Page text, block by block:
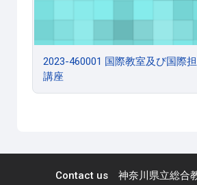
2023-460001 国際教室及び国際
講座
Contact us 神奈川県立総合